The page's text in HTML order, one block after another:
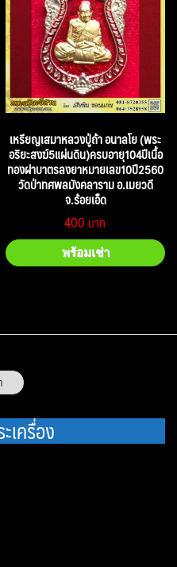
เหรียญเสมาหลวงปู่ถ้า อนาลโย (พระ
อริยะสงฆ์5แผ่นดิน)ครบอายุ104ปีเนื้อ
ทองฝาบาตรลงยาหมายเลข10ปี2560
วัดป่าทศพลมังคลาราม อ.เมยวดี
จ.ร้อยเอ็ด
400
พร้อมเช่า
เครื่อง